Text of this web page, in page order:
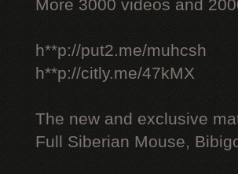
More 3000 videos and
h**p://put2.me/muhcsh
h**p://citly.me/47kMX
The new and exclusive
Full Siberian Mouse,